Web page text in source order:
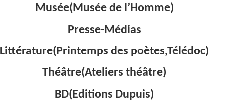
Musée(Musée de l’Homme)
Presse-Médias
Littérature(Printemps des poètes,Télédoc)
Théâtre(Ateliers théâtre)
BD(Editions Dupuis)